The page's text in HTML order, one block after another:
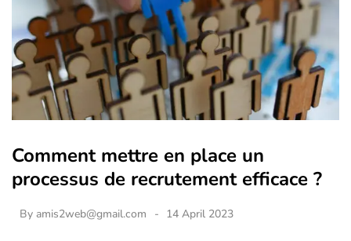
Comment mettre en place un
processus de recrutement efficace ?
By amis2web@gmail.com 14 April 2023